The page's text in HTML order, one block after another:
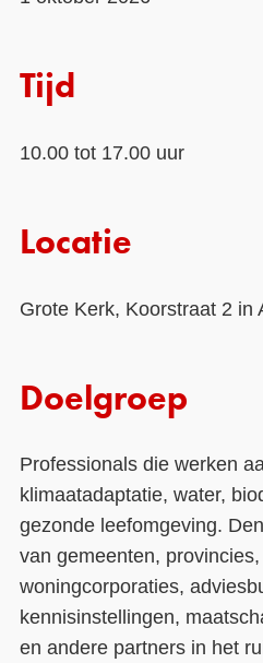
Tijd
10.00 tot 17.00 uur
Locatie
Grote Kerk, Koorstraat 2 in
Doelgroep
Professionals die werken
klimaatadaptatie, water,
gezonde leefomgeving.
van gemeenten,
woningcorporaties,
kennisinstellingen,
en andere partners in het